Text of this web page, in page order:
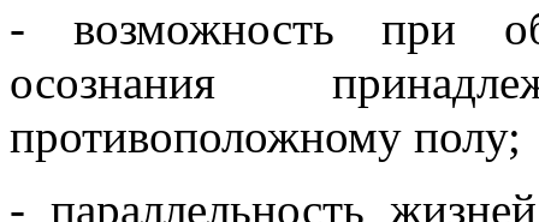
- возможность при
осознания
противоположному полу;
- параллельность